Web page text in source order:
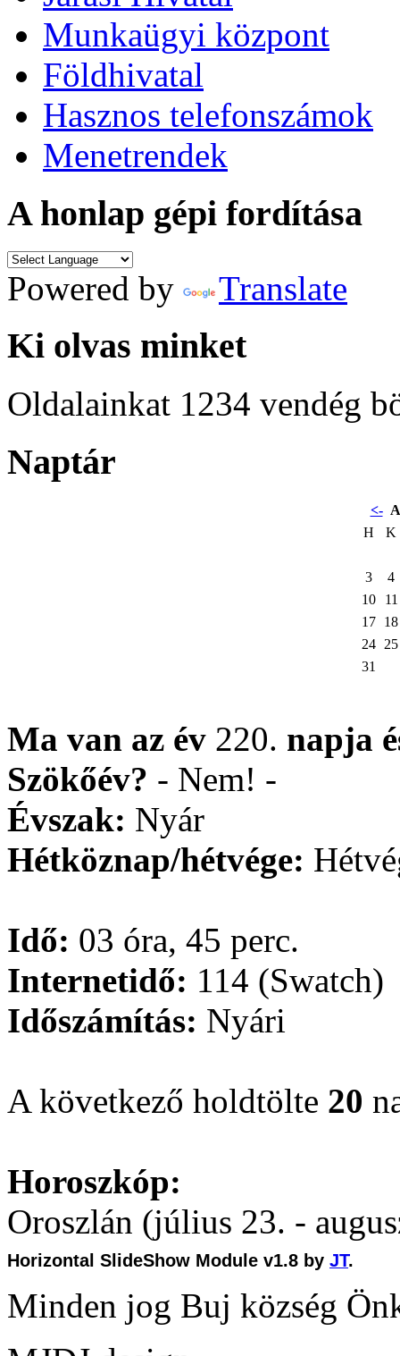
Munkaügyi központ
Földhivatal
Hasznos telefonszámok
Menetrendek
A honlap gépi fordítása
Powered by Translate
Ki olvas minket
Oldalainkat 1234 vendég
Naptár
<-
H
K
3
4
10
11
17 18
24 25
31
Ma van az év 220. napja
Szökőév? - Nem! -
Évszak: Nyár
Hétköznap/hétvége:
Idő: 03 óra, 45 perc.
Internetidő: 114 (Swatch)
Időszámítás: Nyári
A következő holdtölte 20
Horoszkóp:
Oroszlán (július 23. -
Horizontal SlideShow Module v1.8 by JT.
Minden jog Buj község